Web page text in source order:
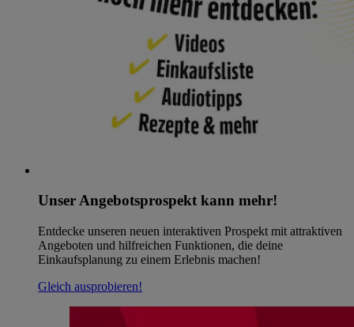
Unser Angebotsprospekt kann mehr!
Entdecke unseren neuen interaktiven Prospekt mit attraktiven
Angeboten und hilfreichen Funktionen, die deine
Einkaufsplanung zu einem Erlebnis machen!
Gleich ausprobieren!